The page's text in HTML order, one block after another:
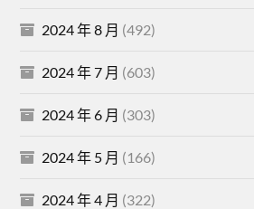
2024 年 8 月 (492)
2024 年 7 月 (603)
2024 年 6 月 (303)
2024 年 5 月 (166)
2024 年 4 月 (322)